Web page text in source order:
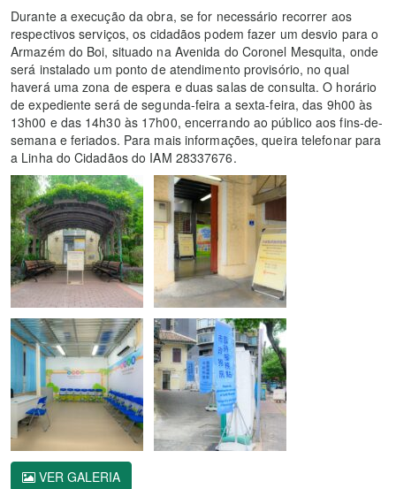
Durante a execução da obra, se for necessário recorrer aos
respectivos serviços, os cidadãos podem fazer um desvio para o
Armazém do Boi, situado na Avenida do Coronel Mesquita, onde
será instalado um ponto de atendimento provisório, no qual
haverá uma zona de espera e duas salas de consulta. O horário
de expediente será de segunda-feira a sexta-feira, das 9h00 às
13h00 e das 14h30 às 17h00, encerrando ao público aos fins-de-
semana e feriados. Para mais informações, queira telefonar para
a Linha do Cidadãos do IAM 28337676.
VER GALERIA